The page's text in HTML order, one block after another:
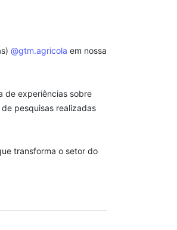
@gtm.agricola em nossa
de experiências sobre
pesquisas realizadas
transforma o setor do